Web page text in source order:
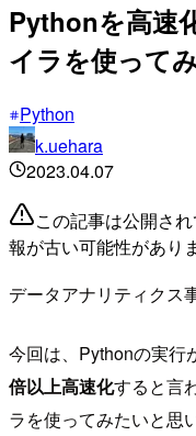
Pythonを高速
イラを使って
Python
k.uehara
2023.04.07
この記事は公開さ
報が古い可能性があり
データアナリティクス
今回は、Pythonの実行
倍以上高速化すると言
ラを使ってみたいと思